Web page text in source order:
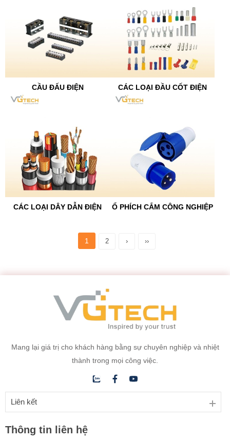
CẦU ĐẤU ĐIỆN CÁC LOẠI ĐẦU CỐT ĐIỆN
CÁC LOẠI DÂY DẪN ĐIỆN Ổ PHÍCH CẮM CÔNG NGHIỆP
1 2 › ››
Mang lại giá trị cho khách hàng bằng sự chuyên nghiệp và nhiệt
thành trong mọi công việc.
Liên kết
Thông tin liên hệ